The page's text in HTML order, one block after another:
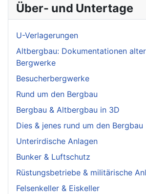
Über- und Untertage
U-Verlagerungen
Altbergbau: Dokumentationen
Bergwerke
Besucherbergwerke
Rund um den Bergbau
Bergbau & Altbergbau in 3D
Dies & jenes rund um den Bergbau
Unterirdische Anlagen
Bunker & Luftschutz
Rüstungsbetriebe & militärische
Felsenkeller & Eiskeller